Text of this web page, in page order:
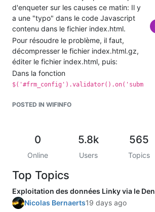
d'enqueter sur les causes ce matin: Il y
a une "typo" dans le code Javascript
contenu dans le fichier index.html.
Pour résoudre le problème, il faut,
décompresser le fichier index.html.gz,
éditer le fichier index.html, puis:
Dans la fonction
$('#frm_config').validator().on('subm
remplacer
index.html pour refaire le fichier
index.html.gz, et renvoyer les nouveaux
fichiers (via le menu EPS8266 Sketch
Data Upload de l'IDE Arduino).
POSTED IN WIFINFO
0
Online
5.8k
Users
565
Topics
Top Topics
Exploitation des données Linky via le
Nicolas Bernaerts19 days ago